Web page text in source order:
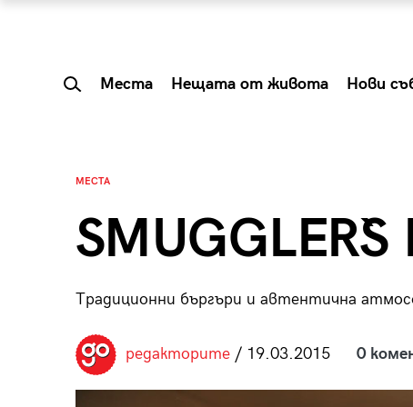
Места Нещата от живота Нови
МЕСТА
Традиционни бъргъри и автентична
редакторите/ 19.03.2015 0